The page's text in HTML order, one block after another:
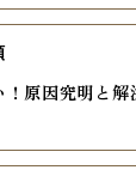
原因究明と解